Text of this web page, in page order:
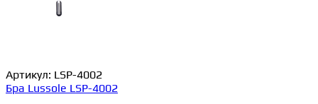
Артикул: LSP-4002
Бра Lussole LSP-4002